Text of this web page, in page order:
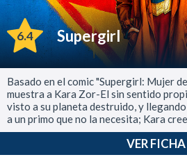
6.4 Supergirl
Basado en el comic "Supergirl: Mujer
muestra a Kara Zor-El sin sentido
visto a su planeta destruido, y
a un primo que no la necesita; Kara
VER FICHA